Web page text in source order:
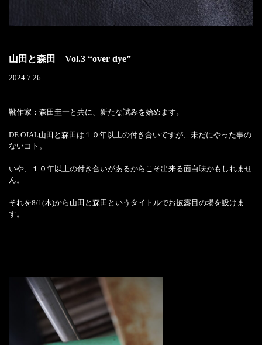
山田と森田 Vol.3 “over dye”
2024.7.26
靴作家：森田圭一と共に、新たな試みを始めます。
DE OJAL山田と森田は１０年以上の付き合いですが、未だにやった事の
ないコト。
いや、１０年以上の付き合いがあるからこそ出来る面白味かもしれませ
ん。
それを8/1(木)から山田と森田というタイトルでお披露目の場を設けま
す。